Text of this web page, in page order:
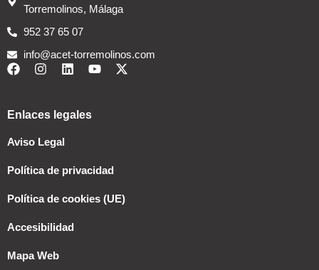
Torremolinos, Málaga
952 37 65 07
info@acet-torremolinos.com
Enlaces legales
Aviso Legal
Política de privacidad
Política de cookies (UE)
Accesibilidad
Mapa Web